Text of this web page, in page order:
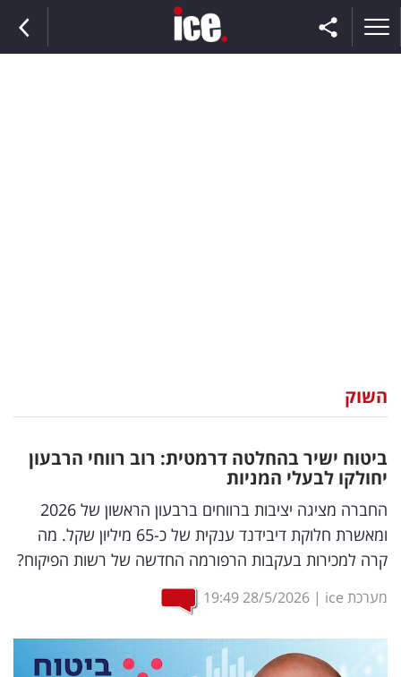
וצרכנות
דיגיטל
וטק
שיווק
ופרסום
השוק
ביטוח ישיר בהחלטה דרמטית: רוב רווחי הרבעון
יחולקו לבעלי המניות
החברה מציגה יציבות ברווחים ברבעון הראשון של 2026
ומאשרת חלוקת דיבידנד ענקית של כ-65 מיליון שקל. מה
קרה למכירות בעקבות הרפורמה החדשה של רשות הפיקוח?
מערכת ice |
28/5/2026
19:49